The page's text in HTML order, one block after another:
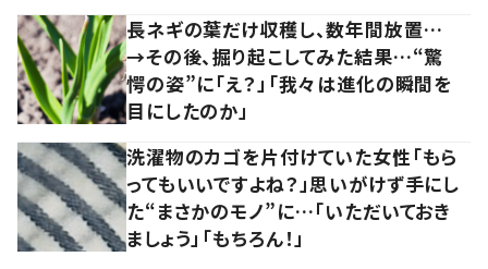
長ネギの葉だけ収穫し、数年間放置…
→その後、掘り起こしてみた結果…“驚
愕の姿”に「え？」「我々は進化の瞬間を
目にしたのか」
洗濯物のカゴを片付けていた女性「もら
ってもいいですよね？」思いがけず手にし
た“まさかのモノ”に…「いただいておき
ましょう」「もちろん！」